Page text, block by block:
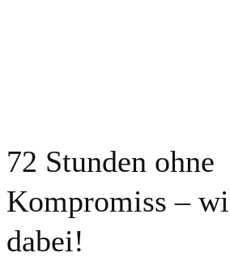
72 Stunden ohne
Kompromiss –
dabei!